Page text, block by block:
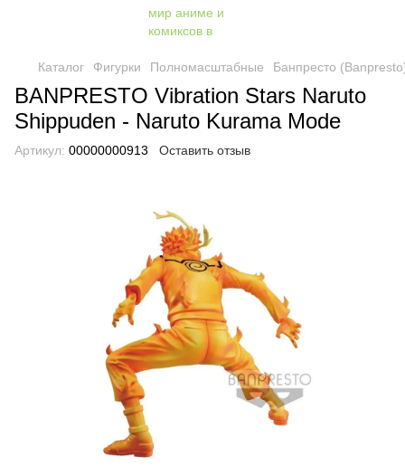
Каталог Фигурки Полномасштабные Банпресто
BANPRESTO Vibration Stars Naruto
Shippuden - Naruto Kurama Mode
Артикул: 00000000913 Оставить отзыв